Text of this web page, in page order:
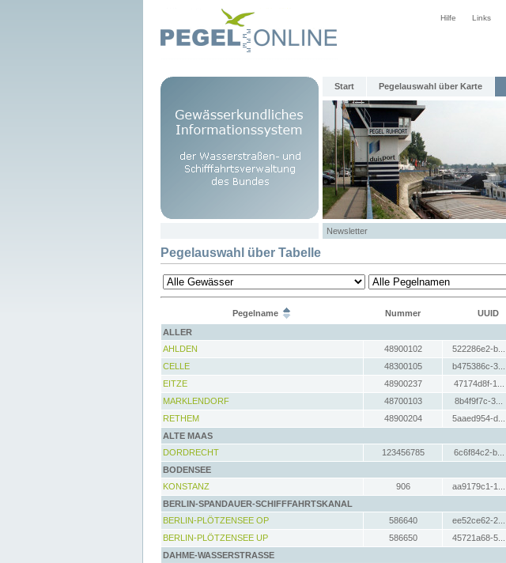
Hilfe Links
Start Pegelauswahl über Karte
Newsletter
Pegelauswahl über Tabelle
Pegelname Nummer UUID
ALLER
AHLDEN
48900102 522286e2-b...
CELLE
48300105 b475386c-3...
EITZE
48900237 47174d8f-1...
MARKLENDORF
48700103 8b4f9f7c-3...
RETHEM
48900204 5aaed954-d...
ALTE MAAS
DORDRECHT
123456785 6c6f84c2-b...
BODENSEE
KONSTANZ
906 aa9179c1-1...
BERLIN-SPANDAUER-SCHIFFFAHRTSKANAL
BERLIN-PLÖTZENSEE OP
586640 ee52ce62-2...
BERLIN-PLÖTZENSEE UP
586650 45721a68-5...
DAHME-WASSERSTRASSE